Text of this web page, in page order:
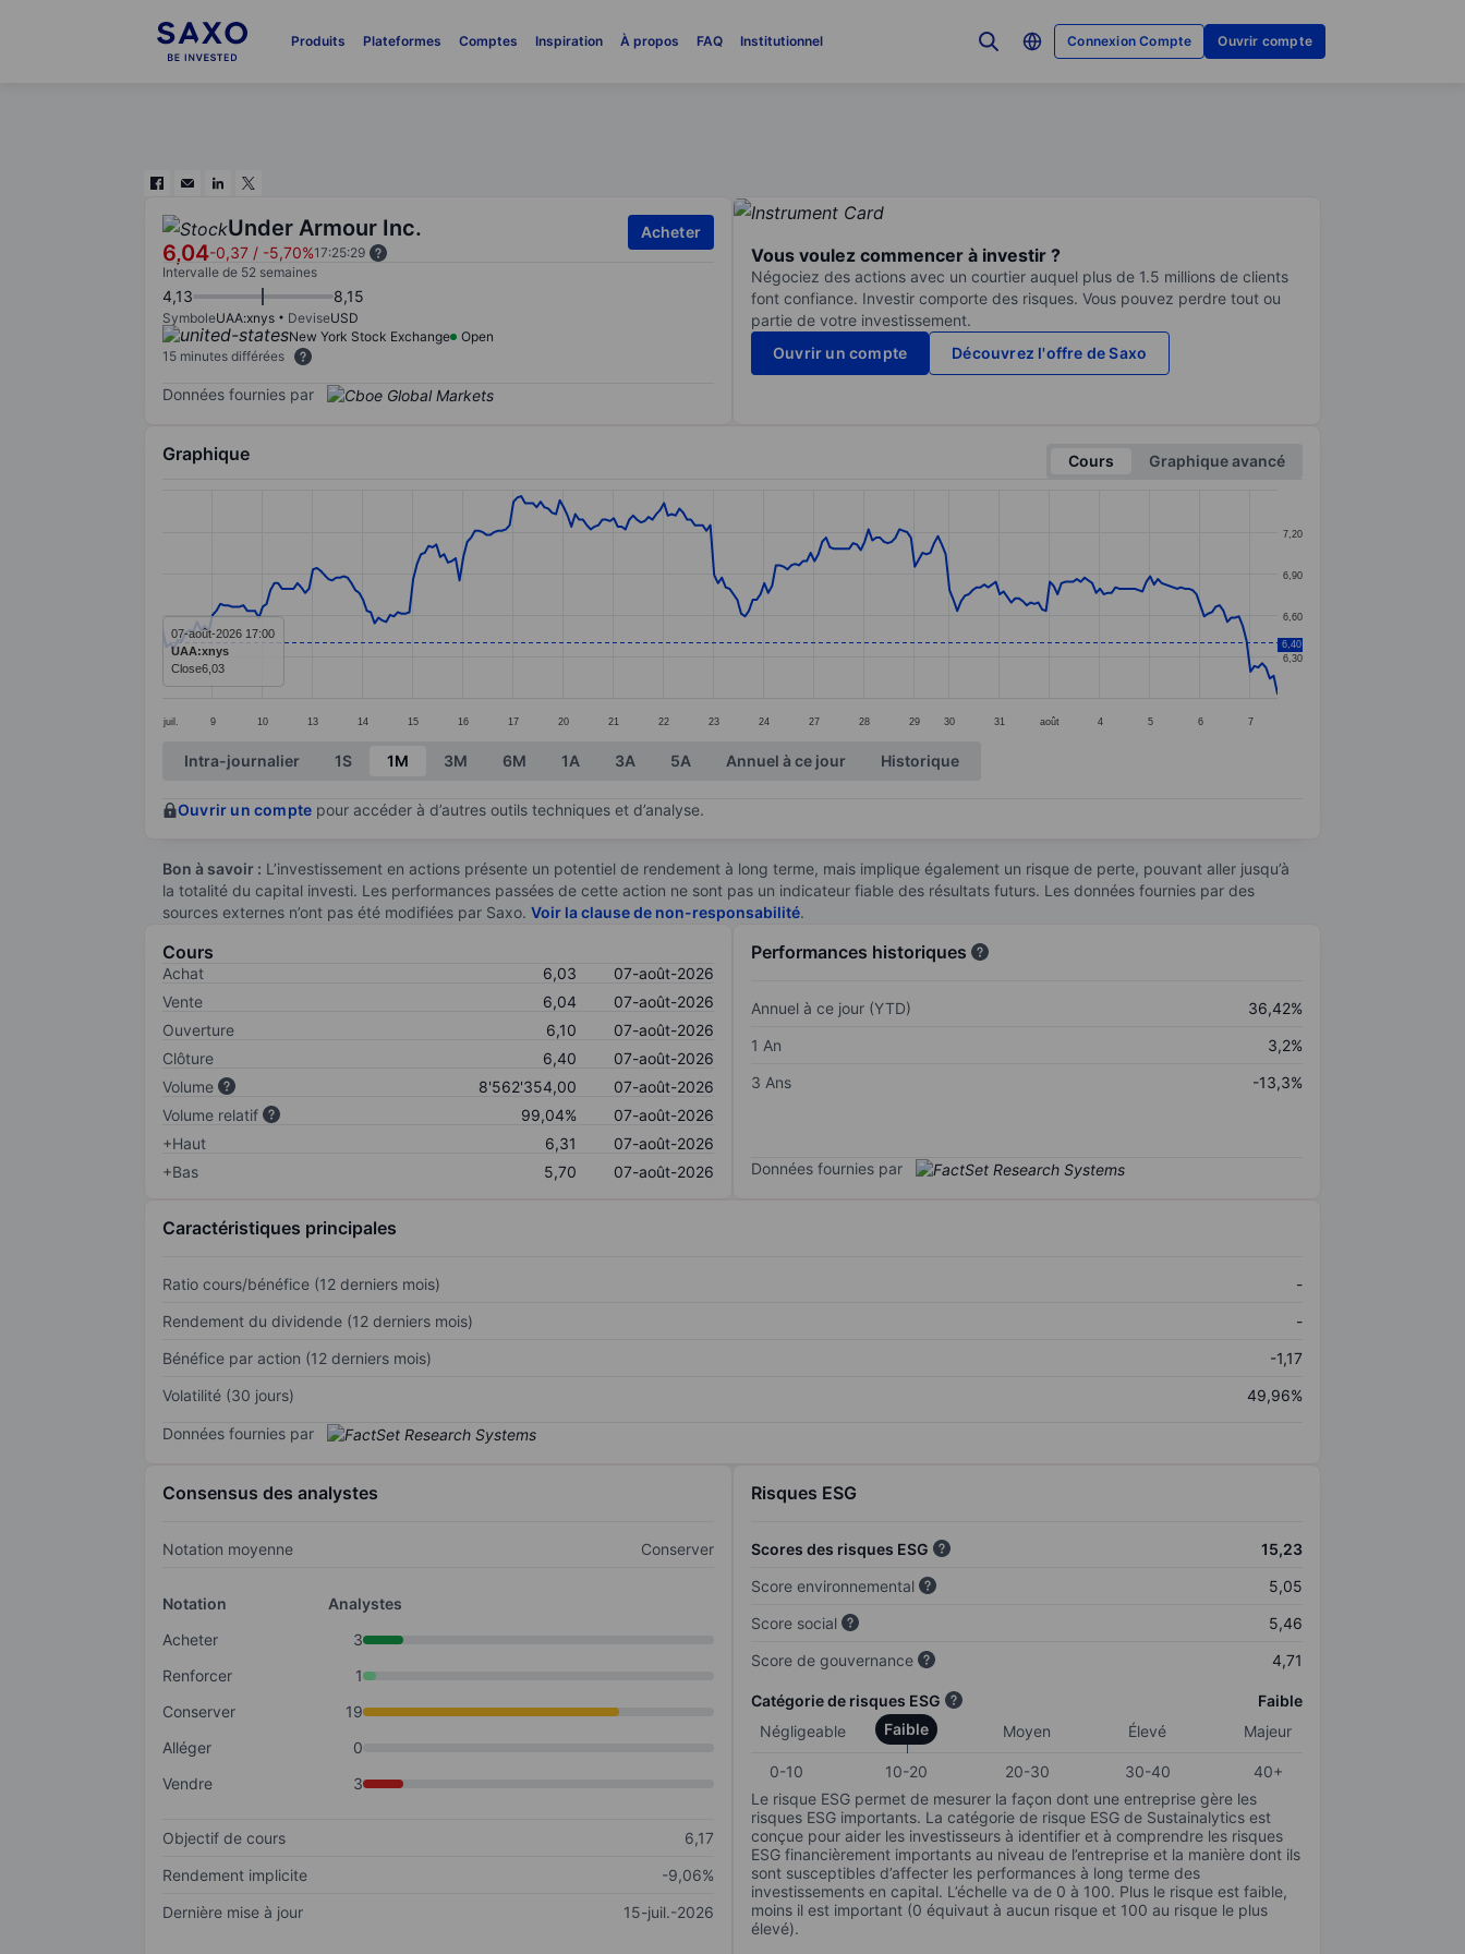
Produits Plateformes Comptes Inspiration À propos FAQ Institutionnel Connexion Compte Ouvrir compte
Under Armour Inc.
6,04-0,37 / -5,70%17:25:29
Acheter
Intervalle de 52 semaines
4,13 8,15
SymboleUAA:xnys DeviseUSD
New York Stock Exchange
Open
15 minutes différées
Données fournies par
Vous voulez commencer à investir ?
Négociez des actions avec un courtier auquel plus de 1.5 millions de clients
font confiance. Investir comporte des risques. Vous pouvez perdre tout ou
partie de votre investissement.
Ouvrir un compte
Découvrez l'offre de Saxo
Graphique Cours
Graphique avancé
Line chart with 290 data points.
The chart has 1 X axis displaying categories.
The chart has 1 Y axis displaying values. Data ranges from 6.03 to 7.46.
juil. 9 10 13 14 15 16 17 20 21 22 23 24 27 28 29 30 31 août 4 5 6 7
6,30
6,60
6,90
7,20
6,40
07-août-2026 17:00
UAA:xnys
Close6,03
End of interactive chart.
Intra-journalier 1S 1M 3M 6M 1A 3A 5A Annuel à ce jour Historique
Ouvrir un compte pour accéder à d’autres outils techniques et d’analyse.
Bon à savoir : L’investissement en actions présente un potentiel de rendement à long terme, mais implique également un risque de perte, pouvant aller jusqu’à
la totalité du capital investi. Les performances passées de cette action ne sont pas un indicateur fiable des résultats futurs. Les données fournies par des
sources externes n’ont pas été modifiées par Saxo. Voir la clause de non-responsabilité.
Cours
Achat 6,03
07-août-2026
Vente
6,04
07-août-2026
Ouverture
6,10
07-août-2026
Clôture
6,40
07-août-2026
Volume
8'562'354,00
07-août-2026
Volume relatif
99,04%
07-août-2026
+Haut
6,31
07-août-2026
+Bas
5,70 07-août-2026
Performances historiques
Annuel à ce jour (YTD)
36,42%
1 An
3,2%
3 Ans
-13,3%
Données fournies par
Caractéristiques principales
Ratio cours/bénéfice (12 derniers mois)
-
Rendement du dividende (12 derniers mois)
-
Bénéfice par action (12 derniers mois)
-1,17
Volatilité (30 jours)
49,96%
Données fournies par
Consensus des analystes
Notation moyenne Conserver
Notation
Analystes
Acheter
3
Renforcer
1
Conserver
19
Alléger
0
Vendre
3
Objectif de cours
6,17
Rendement implicite
-9,06%
Dernière mise à jour
15-juil.-2026
Risques ESG
Scores des risques ESG
15,23
Score environnemental
5,05
Score social
5,46
Score de gouvernance
4,71
Catégorie de risques ESG
Faible
Négligeable
Faible Moyen Élevé Majeur
0-10 10-20 20-30 30-40
40+
Le risque ESG permet de mesurer la façon dont une entreprise gère les
risques ESG importants. La catégorie de risque ESG de Sustainalytics est
conçue pour aider les investisseurs à identifier et à comprendre les risques
ESG financièrement importants au niveau de l’entreprise et la manière dont ils
sont susceptibles d’affecter les performances à long terme des
investissements en capital. L’échelle va de 0 à 100. Plus le risque est faible,
moins il est important (0 équivaut à aucun risque et 100 au risque le plus
élevé).